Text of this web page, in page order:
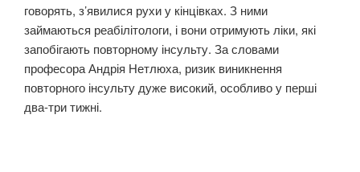
говорять, з’явилися рухи у кінцівках. З ними
займаються реабілітологи, і вони отримують ліки, які
запобігають повторному інсульту. За словами
професора Андрія Нетлюха, ризик виникнення
повторного інсульту дуже високий, особливо у перші
два-три тижні.